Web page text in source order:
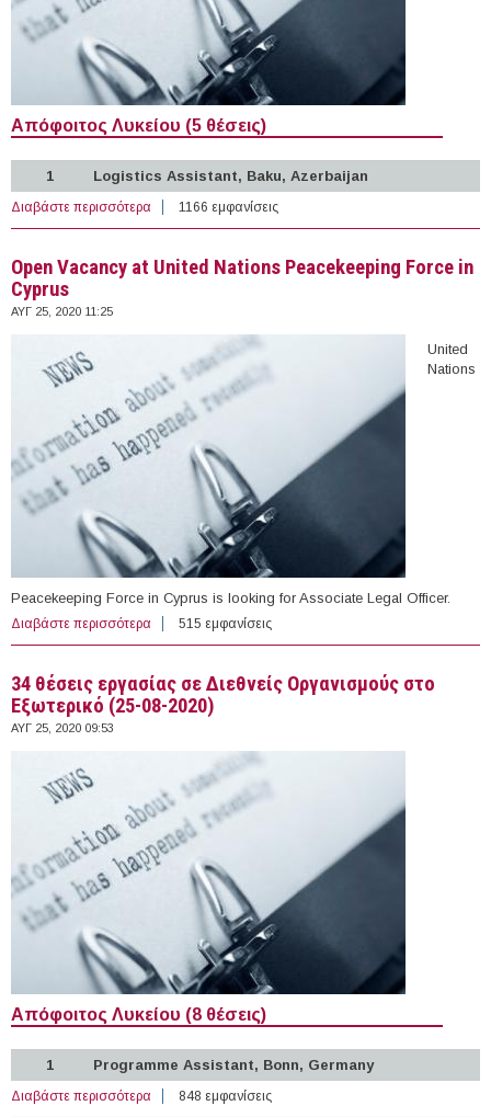
Απόφοιτος Λυκείου (5 θέσεις)
1 Logistics Assistant, Baku, Azerbaijan
Διαβάστε περισσότερα για 33 θέσεις εργασίας σε Διεθνείς Οργανισμούς στο
Εξωτερικό (26-08-2020)
1166 εμφανίσεις
Open Vacancy at United Nations Peacekeeping Force in
Cyprus
ΑΥΓ 25, 2020 11:25
United
Nations
Peacekeeping Force in Cyprus is looking for Associate Legal Officer.
Διαβάστε περισσότερα για Open Vacancy at United Nations Peacekeeping
Force in Cyprus
515 εμφανίσεις
34 θέσεις εργασίας σε Διεθνείς Οργανισμούς στο
Εξωτερικό (25-08-2020)
ΑΥΓ 25, 2020 09:53
Απόφοιτος Λυκείου (8 θέσεις)
1 Programme Assistant, Bonn, Germany
Διαβάστε περισσότερα για 34 θέσεις εργασίας σε Διεθνείς Οργανισμούς στο
848 εμφανίσεις